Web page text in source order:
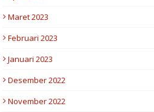
Maret 2023
Februari 2023
Januari 2023
Desember 2022
November 2022